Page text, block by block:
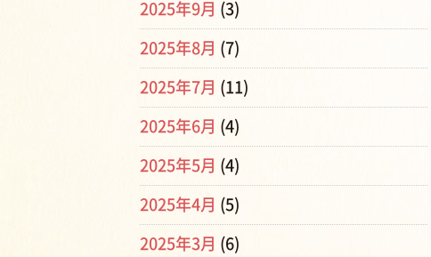
2025年9月 (3)
2025年8月 (7)
2025年7月 (11)
2025年6月 (4)
2025年5月 (4)
2025年4月 (5)
2025年3月 (6)